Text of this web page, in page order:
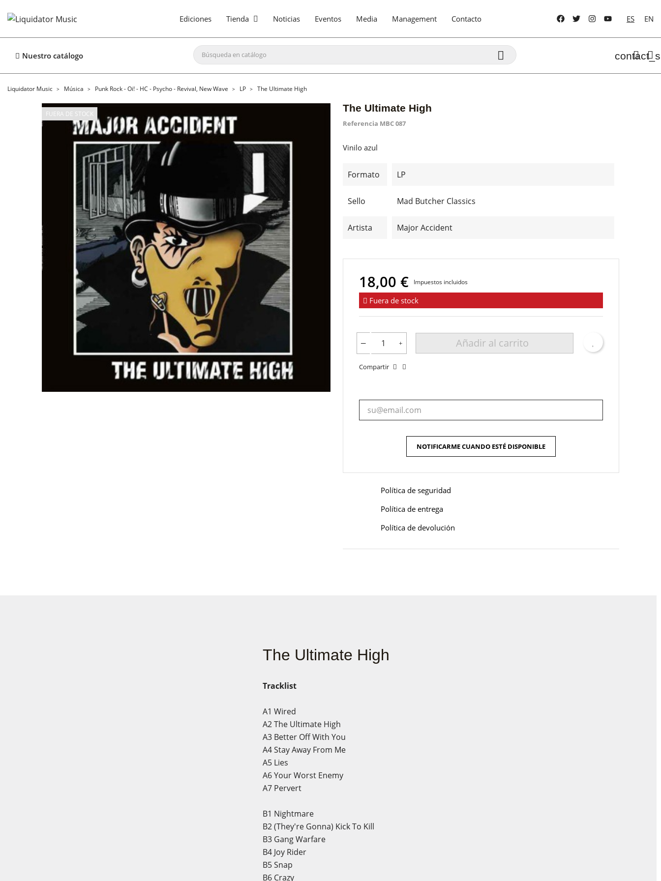
Ediciones Tienda Noticias Eventos Media Management Contacto ES EN
Nuestro catálogo 
Liquidator Music Música Punk Rock - Oi! - HC - Psycho - Revival, New Wave LP The Ultimate High
FUERA DE STOCK
The Ultimate High
Referencia MBC 087
Vinilo azul
Formato LP
Sello Mad Butcher Classics
Artista Major Accident
18,00 € Impuestos incluidos
Fuera de stock
Añadir al carrito
Compartir
NOTIFICARME CUANDO ESTÉ DISPONIBLE
Política de seguridad
Política de entrega
Política de devolución
The Ultimate High
Tracklist
A1 Wired
A2The Ultimate High
A3 Better Off With You
A4Stay Away From Me
A5 Lies
A6Your Worst Enemy
A7 Pervert
B1 Nightmare
B2(They're Gonna) Kick To Kill
B3 Gang Warfare
B4 Joy Rider
B5Snap
B6 Crazy